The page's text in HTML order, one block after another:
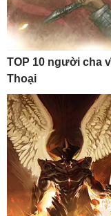
TOP 10 người cha
Thoại